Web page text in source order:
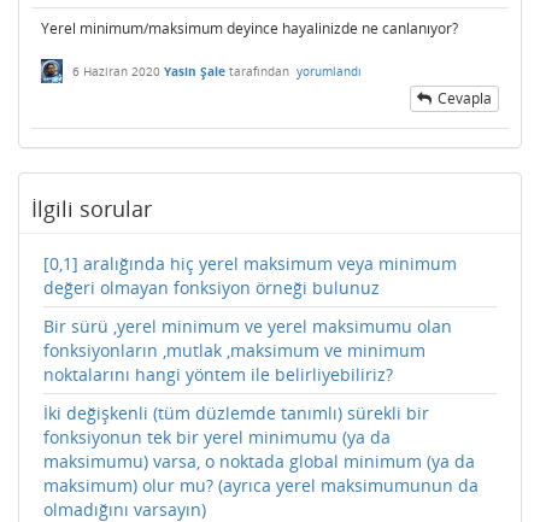
Yerel minimum/maksimum deyince hayalinizde ne canlanıyor?
6 Haziran 2020 Yasin Şale tarafından yorumlandı
Cevapla
İlgili sorular
[0,1] aralığında hiç yerel maksimum veya minimum
değeri olmayan fonksiyon örneği bulunuz
Bir sürü ,yerel minimum ve yerel maksimumu olan
fonksiyonların ,mutlak ,maksimum ve minimum
noktalarını hangi yöntem ile belirliyebiliriz?
İki değişkenli (tüm düzlemde tanımlı) sürekli bir
fonksiyonun tek bir yerel minimumu (ya da
maksimumu) varsa, o noktada global minimum (ya da
maksimum) olur mu? (ayrıca yerel maksimumunun da
olmadığını varsayın)